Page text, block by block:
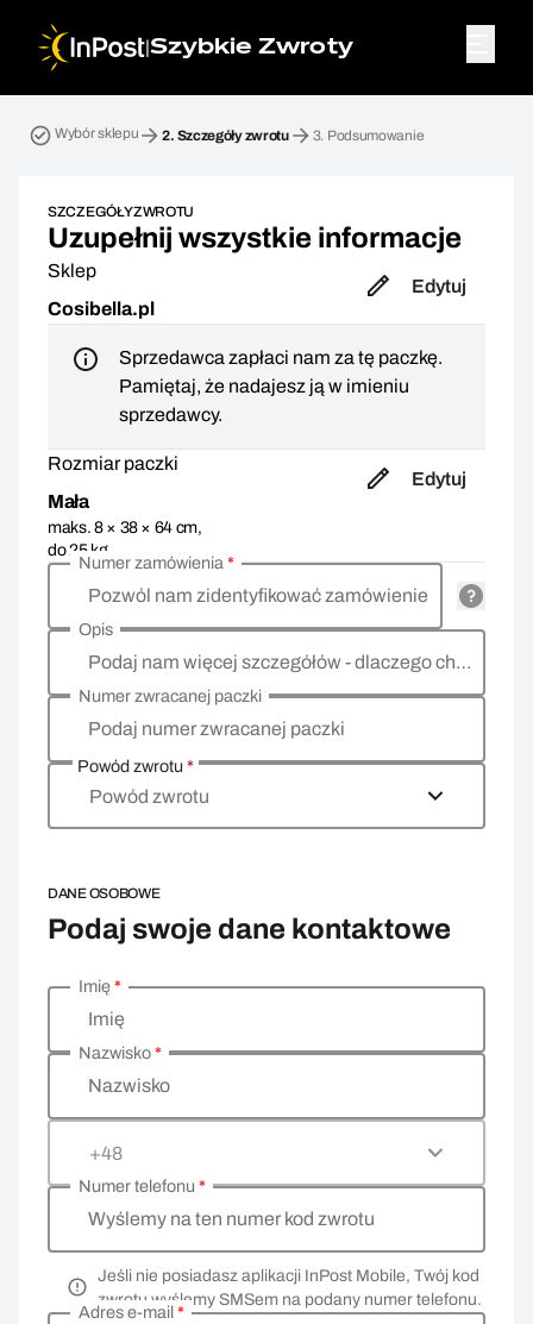
|Szybkie Zwroty
Wybór sklepu 2. Szczegóły zwrotu 3. Podsumowanie
SZCZEGÓŁY ZWROTU
Uzupełnij wszystkie informacje
Sklep
Cosibella.pl
Edytuj
Sprzedawca zapłaci nam za tę paczkę.
Pamiętaj, że nadajesz ją w imieniu
sprzedawcy.
Rozmiar paczki
Mała
maks. 8 × 38 × 64 cm,
do 25 kg
Edytuj
Pozwól nam zidentyfikować zamówienie
Numer zamówienia*
Podaj nam więcej szczegółów - dlaczego chcesz zwrócić towar, co jest powodem?
Opis
Podaj numer zwracanej paczki
Numer zwracanej paczki
Powód zwrotu*
Powód zwrotu
DANE OSOBOWE
Podaj swoje dane kontaktowe
Wprowadź swoje dane osobowe
Imię
Imię*
Nazwisko
Nazwisko*
+48
Wyślemy na ten numer kod zwrotu
Numer telefonu *
Jeśli nie posiadasz aplikacji InPost Mobile, Twój kod
zwrotu wyślemy SMSem na podany numer telefonu.
Adres e-mail *